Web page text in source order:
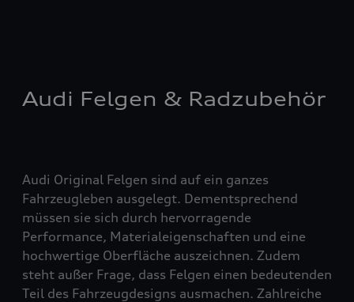
Audi Felgen & Radzubehör
Audi Original Felgen sind auf ein ganzes
Fahrzeugleben ausgelegt. Dementsprechend
müssen sie sich durch hervorragende
Performance, Materialeigenschaften und eine
hochwertige Oberfläche auszeichnen. Zudem
steht außer Frage, dass Felgen einen bedeutenden
Teil des Fahrzeugdesigns ausmachen. Zahlreiche